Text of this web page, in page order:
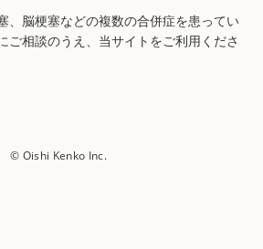
、脳梗塞などの複数の合併症を患ってい
ご相談のうえ、当サイトをご利用くださ
© Oishi Kenko Inc.